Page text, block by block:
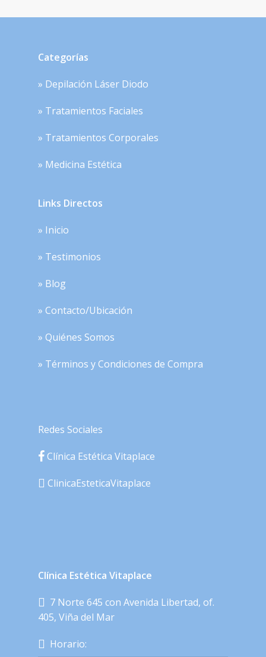
Categorías
» Depilación Láser Diodo
» Tratamientos Faciales
» Tratamientos Corporales
» Medicina Estética
Links Directos
» Inicio
» Testimonios
» Blog
» Contacto/Ubicación
» Quiénes Somos
» Términos y Condiciones de Compra
Redes Sociales
Clínica Estética Vitaplace
ClinicaEsteticaVitaplace
Clínica Estética Vitaplace
7 Norte 645 con Avenida Libertad, of.
405, Viña del Mar
Horario: